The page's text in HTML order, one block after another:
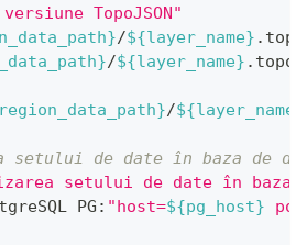
TopoJSON"
/${layer_name}
/${layer_name}
/${layer_name}
setului de date în baza de
setului de date în baza
PG: "host=${pg_host}